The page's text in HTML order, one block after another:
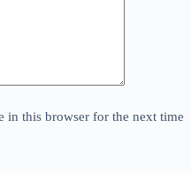
in this browser for the next time